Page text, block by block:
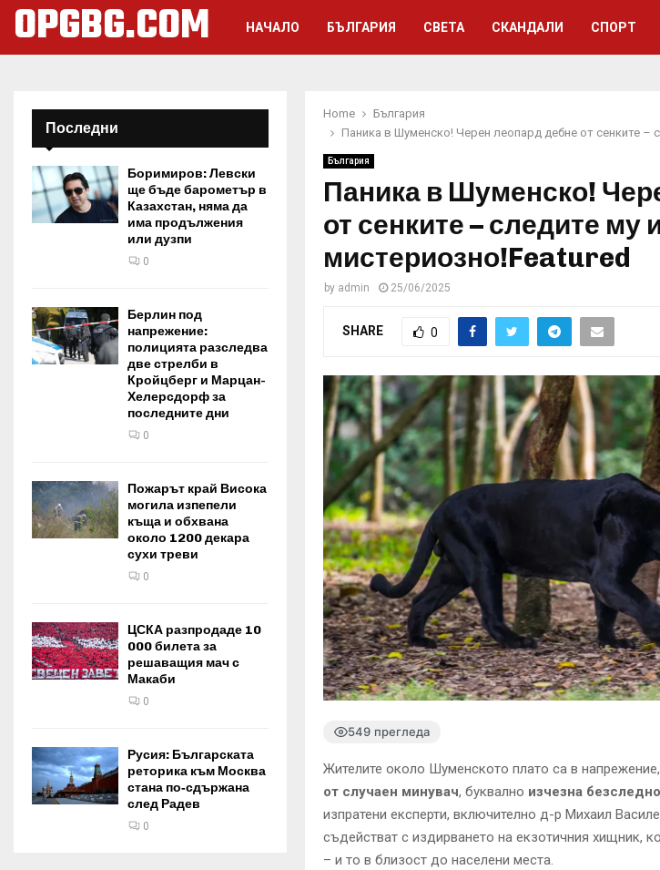
OPGBG.COM НАЧАЛО БЪЛГАРИЯ СВЕТА СКАНДАЛИ СПОРТ
Home
България
Паника в Шуменско! Черен леопард дебне от сенките –
България
Паника в Шуменско!
от сенките – следите му
мистериозно!Featured
by admin 25/06/2025
SHARE 0
549 прегледа
Жителите около Шуменското плато са в
от случаен минувач, буквално изчезна безследно
изпратени експерти, включително д-р Михаил
съдействат с издирването на екзотичния хищник,
– и то в близост до населени места.
Последни
Боримиров: Левски
ще бъде барометър в
Казахстан, няма да
има продължения
или дузпи
0
Берлин под
напрежение:
полицията разследва
две стрелби в
Кройцберг и Марцан-
Хелерсдорф за
последните дни
0
Пожарът край Висока
могила изпепели
къща и обхвана
около 1200 декара
сухи треви
0
ЦСКА разпродаде 10
000 билета за
решаващия мач с
Макаби
0
Русия: Българската
реторика към Москва
стана по‑сдържана
след Радев
0